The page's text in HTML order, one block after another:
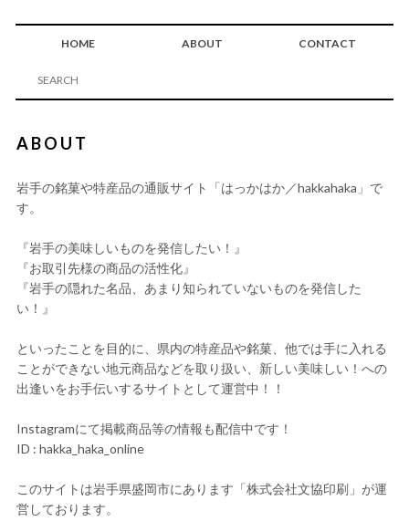
HOME ABOUT CONTACT
ABOUT
岩手の銘菓や特産品の通販サイト「はっかはか／hakkahaka」で
す。
『岩手の美味しいものを発信したい！』
『お取引先様の商品の活性化』
『岩手の隠れた名品、あまり知られていないものを発信した
い！』
といったことを目的に、県内の特産品や銘菓、他では手に入れる
ことができない地元商品などを取り扱い、新しい美味しい！への
出逢いをお手伝いするサイトとして運営中！！
Instagramにて掲載商品等の情報も配信中です！
ID : hakka_haka_online
このサイトは岩手県盛岡市にあります「株式会社文協印刷」が運
営しております。